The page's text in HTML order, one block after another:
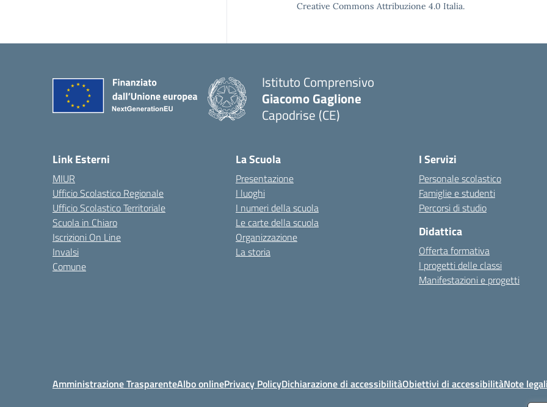
Creative Commons Attribuzione 4.0 Italia.
Istituto Comprensivo
Giacomo Gaglione
Capodrise (CE)
Link Esterni
MIUR
Ufficio Scolastico Regionale
Ufficio Scolastico Territoriale
Scuola in Chiaro
Iscrizioni On Line
Invalsi
Comune
La Scuola
Presentazione
I luoghi
I numeri della scuola
Le carte della scuola
Organizzazione
La storia
I Servizi
Personale scolastico
Famiglie e studenti
Percorsi di studio
Didattica
Offerta formativa
I progetti delle classi
Manifestazioni e progetti
Amministrazione TrasparenteAlbo onlinePrivacy PolicyDichiarazione di accessibilitàObiettivi di accessibilitàNote legali